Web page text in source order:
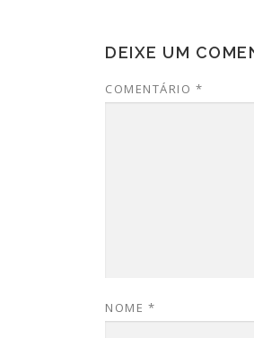
DEIXE UM
COMENTÁRIO *
NOME *